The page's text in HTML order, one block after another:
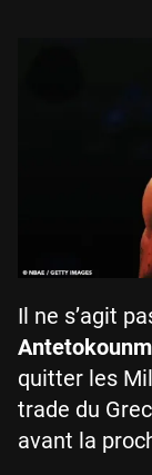
Il ne s’agit
quitter les
trade du
avant la